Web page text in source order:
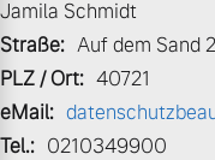
Fahrzeug
Sofort
Jamila Schmidt
Straße: Auf dem Sand
PLZ / Ort: 40721
eMail:
Tel.: 0210349900